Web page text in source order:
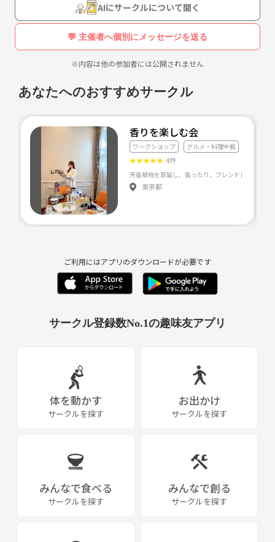
AIにサークルについて聞く
💬 主催者へ個別にメッセージを送る
※内容は他の参加者には公開されません
あなたへのおすすめサークル
香りを楽しむ会
ワークショップ グルメ・料理全般
★★★★★ 4件
東京都
ご利用にはアプリのダウンロードが必要です
サークル登録数No.1の趣味友アプリ
体を動かす
サークルを探す
お出かけ
サークルを探す
みんなで食べる
サークルを探す
みんなで創る
サークルを探す